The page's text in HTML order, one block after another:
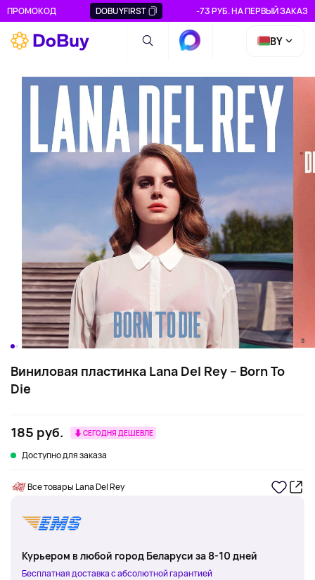
ПРОМОКОД DOBUYFIRST -73 РУБ. НА ПЕРВЫЙ ЗАКАЗ
BY
Виниловая пластинка Lana Del Rey – Born To
Die
185 руб. СЕГОДНЯ ДЕШЕВЛЕ
Доступно для заказа
Все товары Lana Del Rey
Курьером в любой город Беларуси за 8-10 дней
Бесплатная доставка с абсолютной гарантией